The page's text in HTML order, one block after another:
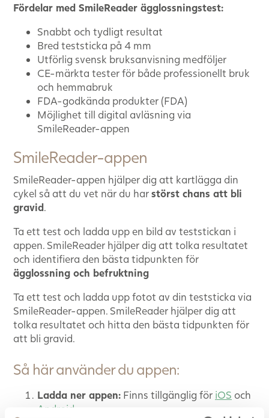
Fördelar med SmileReader ägglossningstest:
Snabbt och tydligt resultat
Bred teststicka på 4 mm
Utförlig svensk bruksanvisning medföljer
CE-märkta tester för både professionellt bruk
och hemmabruk
FDA-godkända produkter (FDA)
Möjlighet till digital avläsning via
SmileReader-appen
SmileReader-appen
SmileReader-appen hjälper dig att kartlägga din
cykel så att du vet när du harstörst chans att bli
gravid.
Ta ett test och ladda upp en bild av teststickan i
appen. SmileReader hjälper dig att tolka resultatet
och identifiera den bästa tidpunkten för
ägglossning och befruktning
Ta ett test och ladda upp fotot av din teststicka via
SmileReader-appen. SmileReader hjälper dig att
tolka resultatet och hitta den bästa tidpunkten för
att bli gravid.
Så här använder du appen:
Ladda ner appen: Finns tillgänglig för iOS och
Android